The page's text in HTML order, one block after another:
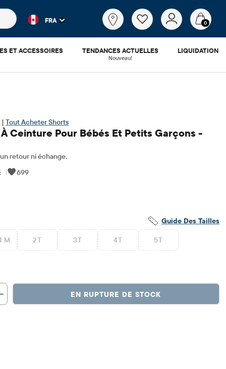
populaires et les résultats de produits au fur et à
FRA 0
ET ACCESSOIRES TENDANCES ACTUELLES
Nouveau!
LIQUIDATION
| Tout Acheter Shorts
Ceinture Pour Bébés Et Petits Garçons -
retour ni échange.
| 699
Guide Des Tailles
M 2T 3T 4T 5T
EN RUPTURE DE STOCK